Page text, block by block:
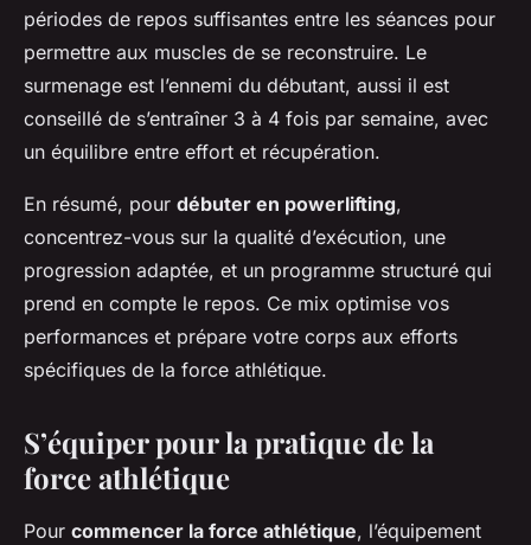
périodes de repos suffisantes entre les séances pour
permettre aux muscles de se reconstruire. Le
surmenage est l’ennemi du débutant, aussi il est
conseillé de s’entraîner 3 à 4 fois par semaine, avec
un équilibre entre effort et récupération.
En résumé, pour débuter en powerlifting,
concentrez-vous sur la qualité d’exécution, une
progression adaptée, et un programme structuré qui
prend en compte le repos. Ce mix optimise vos
performances et prépare votre corps aux efforts
spécifiques de la force athlétique.
S’équiper pour la pratique de la
force athlétique
Pour commencer la force athlétique, l’équipement